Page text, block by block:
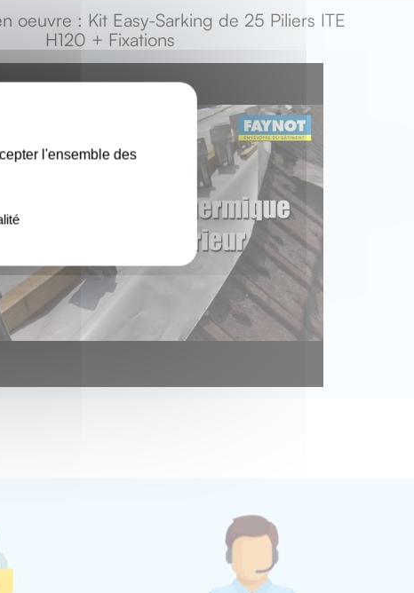
oeuvre : Kit Easy-Sarking de 25 Piliers ITE
H120 + Fixations
l'ensemble des